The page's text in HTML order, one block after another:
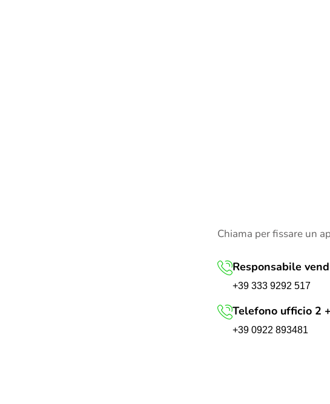
Chiama per fissare un
Responsabile
+39 333 9292 517
Telefono ufficio 2
+39 0922 893481